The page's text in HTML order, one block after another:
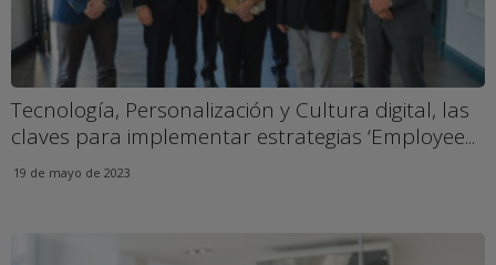
Tecnología, Personalización y Cultura digital, las
claves para implementar estrategias ‘Employee...
19 de mayo de 2023